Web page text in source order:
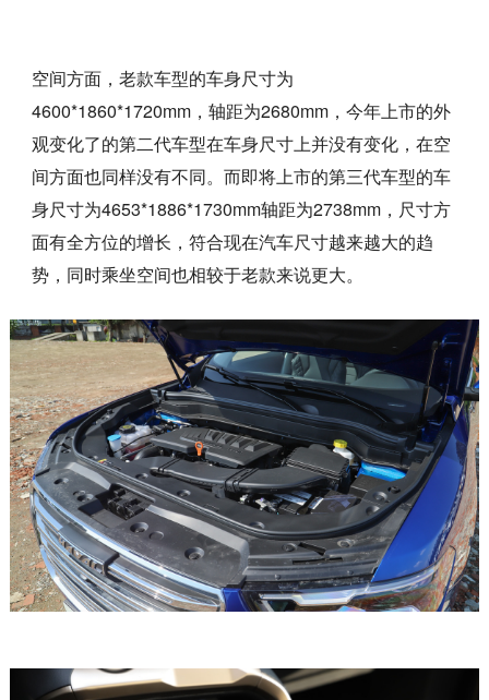
空间方面，老款车型的车身尺寸为
4600*1860*1720mm，轴距为2680mm，今年上市的外
观变化了的第二代车型在车身尺寸上并没有变化，在空
间方面也同样没有不同。而即将上市的第三代车型的车
身尺寸为4653*1886*1730mm轴距为2738mm，尺寸方
面有全方位的增长，符合现在汽车尺寸越来越大的趋
势，同时乘坐空间也相较于老款来说更大。